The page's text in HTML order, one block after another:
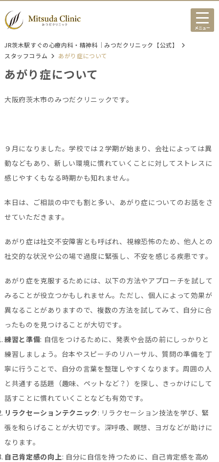
メニュー
JR茨木駅すぐの心療内科・精神科｜みつだクリニック【公式】
スタッフコラム
あがり症について
あがり症について
大阪府茨木市のみつだクリニックです。
９月になりました。学校では２学期が始まり、会社によっては異
動などもあり、新しい環境に慣れていくことに対してストレスに
感じやすくもなる時期かも知れません。
本日は、ご相談の中でも割と多い、あがり症についてのお話をさ
せていただきます。
あがり症は社交不安障害とも呼ばれ、視線恐怖のため、他人との
社交的な状況や公の場で過度に緊張し、不安を感じる疾患です。
あがり症を克服するためには、以下の方法やアプローチを試して
みることが役立つかもしれません。ただし、個人によって効果が
異なることがありますので、複数の方法を試してみて、自分に合
ったものを見つけることが大切です。
練習と準備: 自信をつけるために、発表や会話の前にしっかりと
練習しましょう。台本やスピーチのリハーサル、質問の準備を丁
寧に行うことで、自分の言葉を整理しやすくなります。周囲の人
と共通する話題（趣味、ペットなど？）を探し、きっかけにして
話すことに慣れていくことなども有効です。
リラクセーションテクニック: リラクセーション技法を学び、緊
張を和らげることが大切です。深呼吸、瞑想、ヨガなどが助けに
なります。
自己肯定感の向上: 自分に自信を持つために、自己肯定感を高め